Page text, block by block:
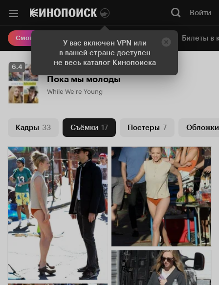
У вас включен VPN или
в вашей стране доступен
не весь каталог Кинопоиска
Войти
Смотреть кино Онлайн-кинотеатр Билеты в
Рейтинг
Кинопоиска
6.4
6.4
Пока мы молоды
While We're Young
Кадры 33 Съёмки 17 Постеры 7 Обложки